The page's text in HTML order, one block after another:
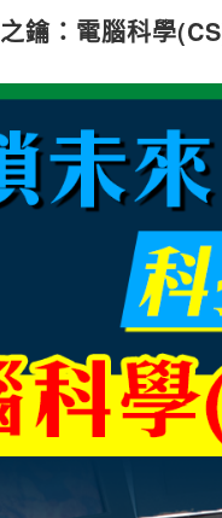
鑰：電腦科學